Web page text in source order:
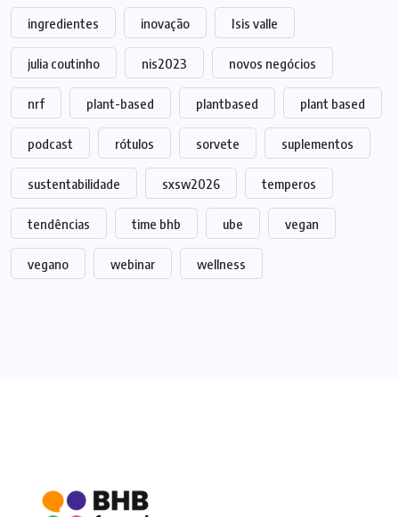
ingredientes inovação Isis valle
julia coutinho nis2023 novos negócios
nrf plant-based plantbased plant based
podcast rótulos sorvete suplementos
sustentabilidade sxsw2026 temperos
tendências time bhb ube vegan
vegano webinar wellness